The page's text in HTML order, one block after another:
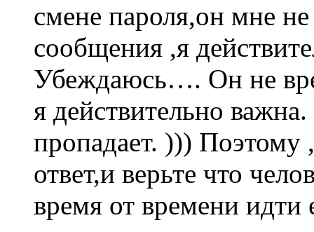
смене пароля,он мне
сообщения ,я
Убеждаюсь…. Он не
я действительно
пропадает. ))) Поэтому
ответ,и верьте что
время от времени идти